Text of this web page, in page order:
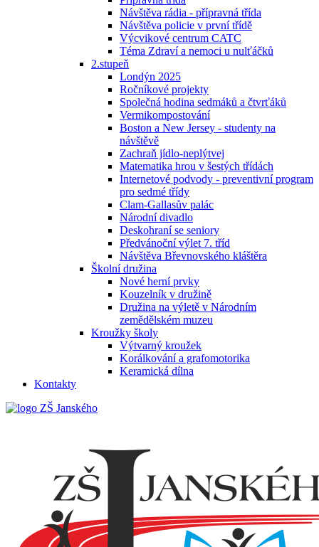
Návštěva rádia - přípravná třída
Návštěva policie v první třídě
Výcvikové centrum CATC
Téma Zdraví a nemoci u nulťáčků
2.stupeň
Londýn 2025
Ročníkové projekty
Společná hodina sedmáků a čtvrťáků
Vermikompostování
Boston a New Jersey - studenty na
návštěvě
Zachraň jídlo-neplýtvej
Matematika hrou v šestých třídách
Internetové podvody - preventivní program
pro sedmé třídy
Clam-Gallasův palác
Národní divadlo
Deskohraní se seniory
Předvánoční výlet 7. tříd
Návštěva Břevnovského kláštěra
Školní družina
Nové herní prvky
Kouzelník v družině
Družina na výletě v Národním
zemědělském muzeu
Kroužky školy
Výtvarný kroužek
Korálkování a grafomotorika
Keramická dílna
Kontakty